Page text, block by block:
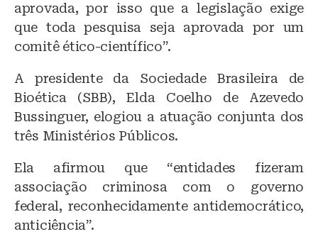
aprovada, por isso que a legislação exige
que toda pesquisa seja aprovada por um
comitê ético-científico”.
A presidente da Sociedade Brasileira de
Bioética (SBB), Elda Coelho de Azevedo
Bussinguer, elogiou a atuação conjunta dos
três Ministérios Públicos.
Ela afirmou que “entidades fizeram
associação criminosa com o governo
federal, reconhecidamente antidemocrático,
anticiência”.